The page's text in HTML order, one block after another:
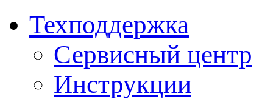
Техподдержка
Сервисный центр
Инструкции